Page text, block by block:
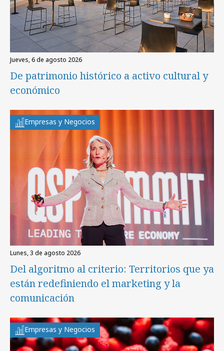
jueves, 6 de agosto 2026
De patrimonio histórico a activo cultural y
económico
Empresas y Negocios
lunes, 3 de agosto 2026
Del algoritmo al criterio: Territorios que ya
están redefiniendo el marketing y la
comunicación
Empresas y Negocios